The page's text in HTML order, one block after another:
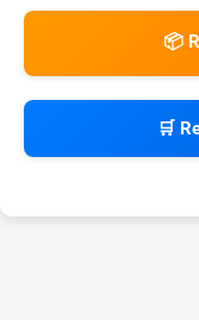
📦
🛒